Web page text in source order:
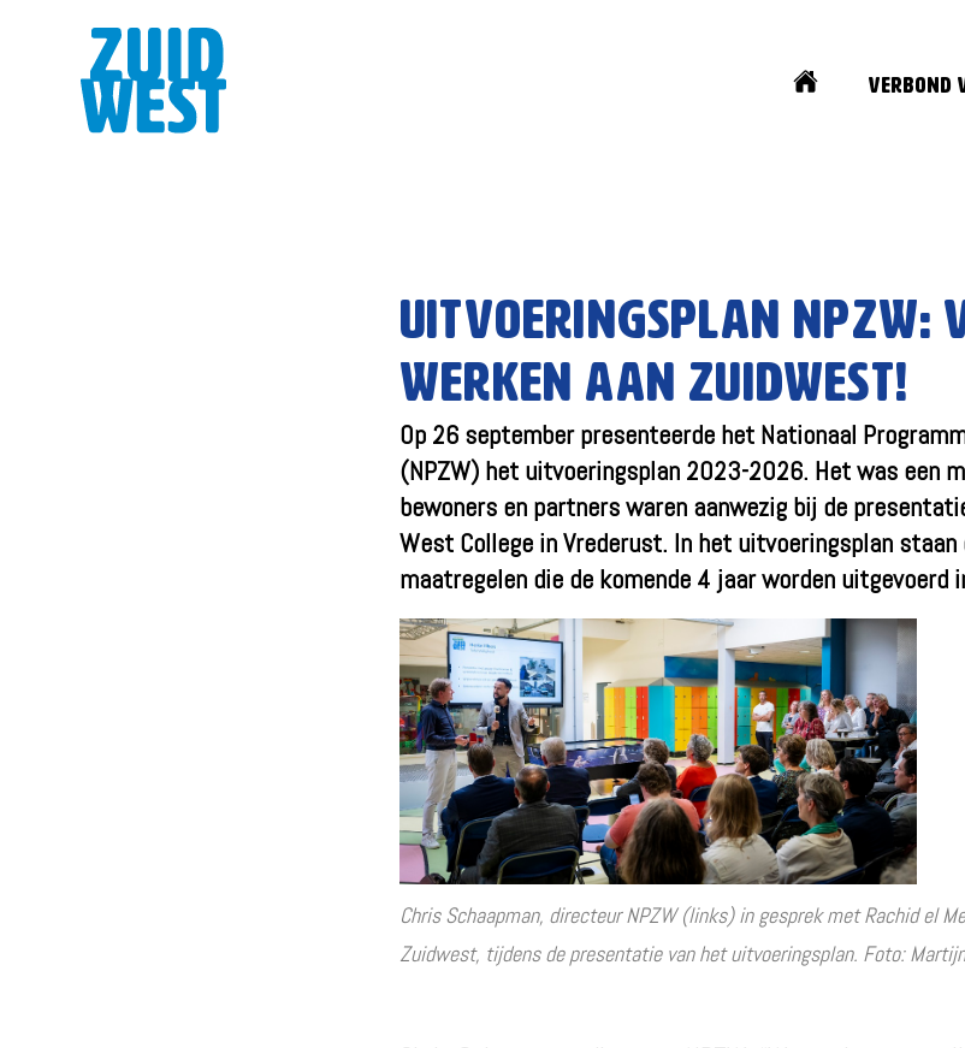
Home Verbond
Uitvoeringsplan NPZW:
werken aan Zuidwest!
Op 26 september presenteerde het Nationaal
(NPZW) het uitvoeringsplan 2023-2026. Het was een
bewoners en partners waren aanwezig bij de
West College in Vrederust. In het uitvoeringsplan
maatregelen die de komende 4 jaar worden uitgevoerd
Chris Schaapman, directeur NPZW (links) in gesprek met Rachid el
Zuidwest, tijdens de presentatie van het uitvoeringsplan. Foto: